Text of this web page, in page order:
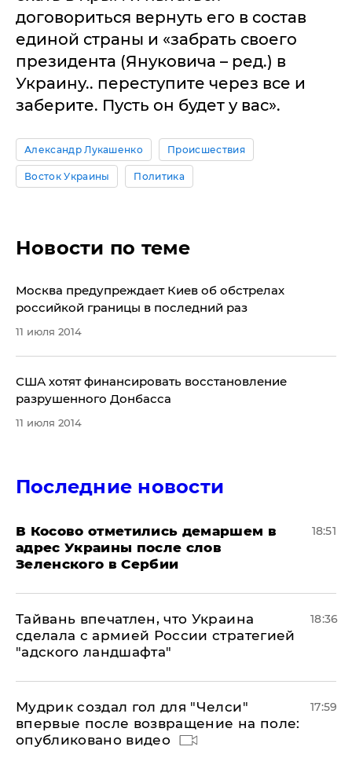
договориться вернуть его в состав
единой страны и «забрать своего
президента (Януковича – ред.) в
Украину.. переступите через все и
заберите. Пусть он будет у вас».
Александр Лукашенко Происшествия
Восток Украины Политика
Новости по теме
Москва предупреждает Киев об обстрелах
российкой границы в последний раз
11 июля 2014
США хотят финансировать восстановление
разрушенного Донбасса
11 июля 2014
Последние новости
В Косово отметились демаршем в
адрес Украины после слов
Зеленского в Сербии
18:51
Тайвань впечатлен, что Украина
сделала с армией России стратегией
"адского ландшафта"
18:36
Мудрик создал гол для "Челси"
впервые после возвращение на поле:
опубликовано видео
17:59